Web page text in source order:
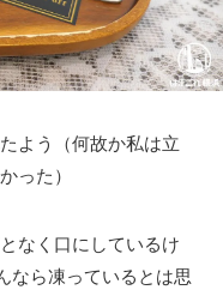
よう（何故か私は立
った）
なく口にしているけ
なら凍っているとは思